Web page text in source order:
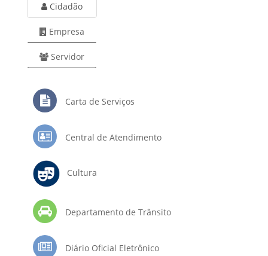
Cidadão
Empresa
Servidor
Carta de Serviços
Central de Atendimento
Cultura
Departamento de Trânsito
Diário Oficial Eletrônico